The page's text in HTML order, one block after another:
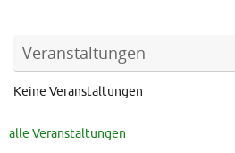
Veranstaltungen
Keine Veranstaltungen
alle Veranstaltungen